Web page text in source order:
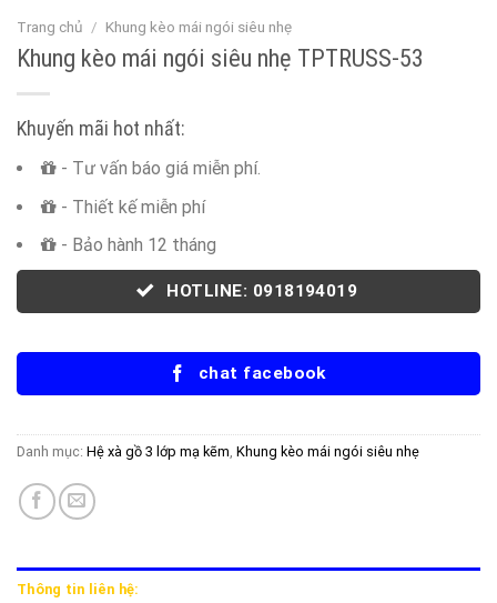
Trang chủ / Khung kèo mái ngói siêu nhẹ
Khung kèo mái ngói siêu nhẹ TPTRUSS-53
Khuyến mãi hot nhất:
- Tư vấn báo giá miễn phí.
- Thiết kế miễn phí
- Bảo hành 12 tháng
HOTLINE: 0918194019
chat facebook
Danh mục: Hệ xà gồ 3 lớp mạ kẽm, Khung kèo mái ngói siêu nhẹ
Thông tin liên hệ: